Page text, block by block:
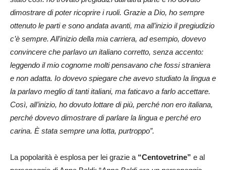
dimostrare di poter ricoprire i ruoli. Grazie a Dio, ho sempre
ottenuto le parti e sono andata avanti, ma all’inizio il pregiudizio
c’è sempre. All’inizio della mia carriera, ad esempio, dovevo
convincere che parlavo un italiano corretto, senza accento:
leggendo il mio cognome molti pensavano che fossi straniera
e non adatta. Io dovevo spiegare che avevo studiato la lingua e
la parlavo meglio di tanti italiani, ma faticavo a farlo accettare.
Così, all’inizio, ho dovuto lottare di più, perché non ero italiana,
perché dovevo dimostrare di parlare la lingua e perché ero
carina. È stata sempre una lotta, purtroppo”.
La popolarità è esplosa per lei grazie a “Centovetrine” e al